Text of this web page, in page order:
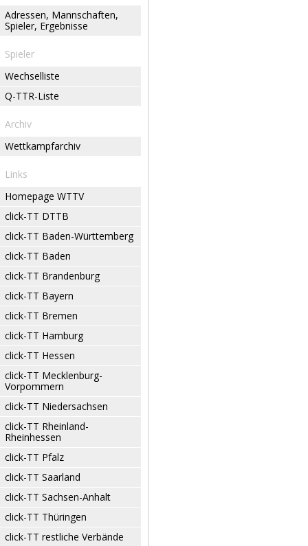
Adressen, Mannschaften,
Spieler, Ergebnisse
Spieler
Wechselliste
Q-TTR-Liste
Archiv
Wettkampfarchiv
Links
Homepage WTTV
click-TT DTTB
click-TT Baden-Württemberg
click-TT Baden
click-TT Brandenburg
click-TT Bayern
click-TT Bremen
click-TT Hamburg
click-TT Hessen
click-TT Mecklenburg-
Vorpommern
click-TT Niedersachsen
click-TT Rheinland-
Rheinhessen
click-TT Pfalz
click-TT Saarland
click-TT Sachsen-Anhalt
click-TT Thüringen
click-TT restliche Verbände